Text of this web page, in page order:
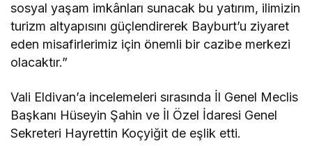
sosyal yaşam imkânları sunacak bu yatırım, ilimizin
turizm altyapısını güçlendirerek Bayburt’u ziyaret
eden misafirlerimiz için önemli bir cazibe merkezi
olacaktır.”
Vali Eldivan’a incelemeleri sırasında İl Genel Meclis
Başkanı Hüseyin Şahin ve İl Özel İdaresi Genel
Sekreteri Hayrettin Koçyiğit de eşlik etti.